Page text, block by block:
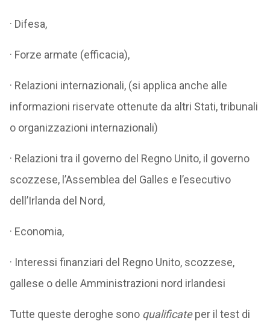
· Difesa,
· Forze armate (efficacia),
· Relazioni internazionali, (si applica anche alle
informazioni riservate ottenute da altri Stati, tribunali
o organizzazioni internazionali)
· Relazioni tra il governo del Regno Unito, il governo
scozzese, l’Assemblea del Galles e l’esecutivo
dell’Irlanda del Nord,
· Economia,
· Interessi finanziari del Regno Unito, scozzese,
gallese o delle Amministrazioni nord irlandesi
Tutte queste deroghe sono qualificateper il test di